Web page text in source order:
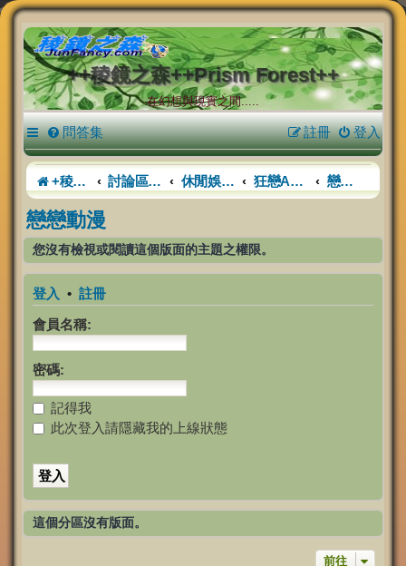
++稜鏡之森++Prism Forest++
在幻想與現實之間.....
問答集 登入
註冊
+稜鏡之森+ 討論區首頁 休閒娛樂活動中心 狂戀ACG 戀戀動漫
戀戀動漫
您沒有檢視或閱讀這個版面的主題之權限。
登入 • 註冊
會員名稱:
密碼:
記得我
此次登入請隱藏我的上線狀態
這個分區沒有版面。
前往